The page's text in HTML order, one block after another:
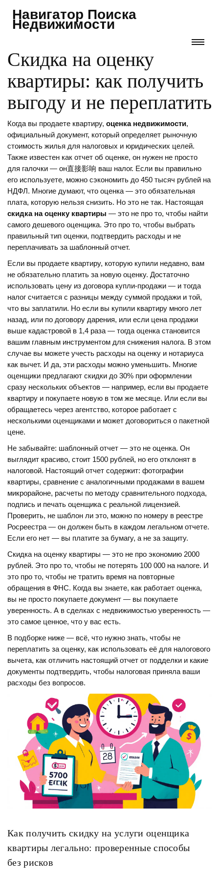
Навигатор Поиска
Недвижимости
Скидка на оценку
квартиры: как получить
выгоду и не переплатить
Когда вы продаете квартиру, оценка недвижимости,
официальный документ, который определяет рыночную
стоимость жилья для налоговых и юридических целей.
Также известен как отчет об оценке, он нужен не просто
для галочки — он直接影响 ваш налог. Если вы правильно
его используете, можно сэкономить до 450 тысяч рублей на
НДФЛ. Многие думают, что оценка — это обязательная
плата, которую нельзя снизить. Но это не так. Настоящая
скидка на оценку квартиры — это не про то, чтобы найти
самого дешевого оценщика. Это про то, чтобы выбрать
правильный тип оценки, подтвердить расходы и не
переплачивать за шаблонный отчет.
Если вы продаете квартиру, которую купили недавно, вам
не обязательно платить за новую оценку. Достаточно
использовать цену из договора купли-продажи — и тогда
налог считается с разницы между суммой продажи и той,
что вы заплатили. Но если вы купили квартиру много лет
назад, или по договору дарения, или если цена продажи
выше кадастровой в 1,4 раза — тогда оценка становится
вашим главным инструментом для снижения налога. В этом
случае вы можете учесть расходы на оценку и нотариуса
как вычет. И да, эти расходы можно уменьшить. Многие
оценщики предлагают скидки до 30% при оформлении
сразу нескольких объектов — например, если вы продаете
квартиру и покупаете новую в том же месяце. Или если вы
обращаетесь через агентство, которое работает с
несколькими оценщиками и может договориться о пакетной
цене.
Не забывайте: шаблонный отчет — это не оценка. Он
выглядит красиво, стоит 1500 рублей, но его отклонят в
налоговой. Настоящий отчет содержит: фотографии
квартиры, сравнение с аналогичными продажами в вашем
микрорайоне, расчеты по методу сравнительного подхода,
подпись и печать оценщика с реальной лицензией.
Проверить, не шаблон ли это, можно по номеру в реестре
Росреестра — он должен быть в каждом легальном отчете.
Если его нет — вы платите за бумагу, а не за защиту.
Скидка на оценку квартиры — это не про экономию 2000
рублей. Это про то, чтобы не потерять 100 000 на налоге. И
это про то, чтобы не тратить время на повторные
обращения в ФНС. Когда вы знаете, как работает оценка,
вы не просто покупаете документ — вы покупаете
уверенность. А в сделках с недвижимостью уверенность —
это самое ценное, что у вас есть.
В подборке ниже — всё, что нужно знать, чтобы не
переплатить за оценку, как использовать её для налогового
вычета, как отличить настоящий отчет от подделки и какие
документы подтвердить, чтобы налоговая приняла ваши
расходы без вопросов.
Как получить скидку на услуги оценщика
квартиры легально: проверенные способы
без рисков